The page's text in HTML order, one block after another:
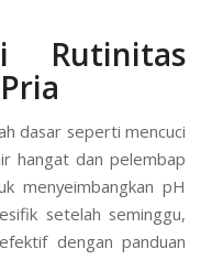
Rutinitas
dasar seperti mencuci
hangat dan pelembap
menyeimbangkan pH
setelah seminggu,
dengan panduan